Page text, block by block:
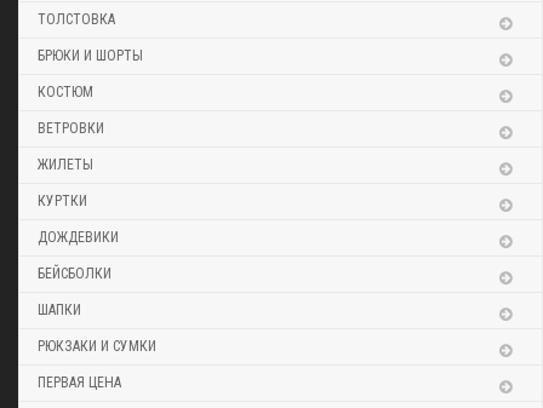
ТОЛСТОВКА
БРЮКИ И ШОРТЫ
КОСТЮМ
ВЕТРОВКИ
ЖИЛЕТЫ
КУРТКИ
ДОЖДЕВИКИ
БЕЙСБОЛКИ
ШАПКИ
РЮКЗАКИ И СУМКИ
ПЕРВАЯ ЦЕНА